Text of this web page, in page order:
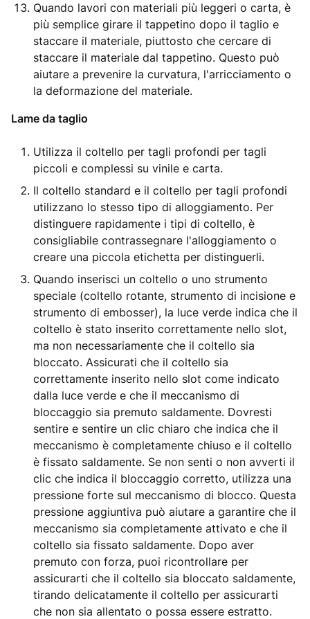
Quando lavori con materiali più leggeri o carta, è
più semplice girare il tappetino dopo il taglio e
staccare il materiale, piuttosto che cercare di
staccare il materiale dal tappetino. Questo può
aiutare a prevenire la curvatura, l'arricciamento o
la deformazione del materiale.
Lame da taglio
Utilizza il coltello per tagli profondi per tagli
piccoli e complessi su vinile e carta.
Il coltello standard e il coltello per tagli profondi
utilizzano lo stesso tipo di alloggiamento. Per
distinguere rapidamente i tipi di coltello, è
consigliabile contrassegnare l'alloggiamento o
creare una piccola etichetta per distinguerli.
Quando inserisci un coltello o uno strumento
speciale (coltello rotante, strumento di incisione e
strumento di embosser), la luce verde indica che il
coltello è stato inserito correttamente nello slot,
ma non necessariamente che il coltello sia
bloccato. Assicurati che il coltello sia
correttamente inserito nello slot come indicato
dalla luce verde e che il meccanismo di
bloccaggio sia premuto saldamente. Dovresti
sentire e sentire un clic chiaro che indica che il
meccanismo è completamente chiuso e il coltello
è fissato saldamente. Se non senti o non avverti il
clic che indica il bloccaggio corretto, utilizza una
pressione forte sul meccanismo di blocco. Questa
pressione aggiuntiva può aiutare a garantire che il
meccanismo sia completamente attivato e che il
coltello sia fissato saldamente. Dopo aver
premuto con forza, puoi ricontrollare per
assicurarti che il coltello sia bloccato saldamente,
tirando delicatamente il coltello per assicurarti
che non sia allentato o possa essere estratto.